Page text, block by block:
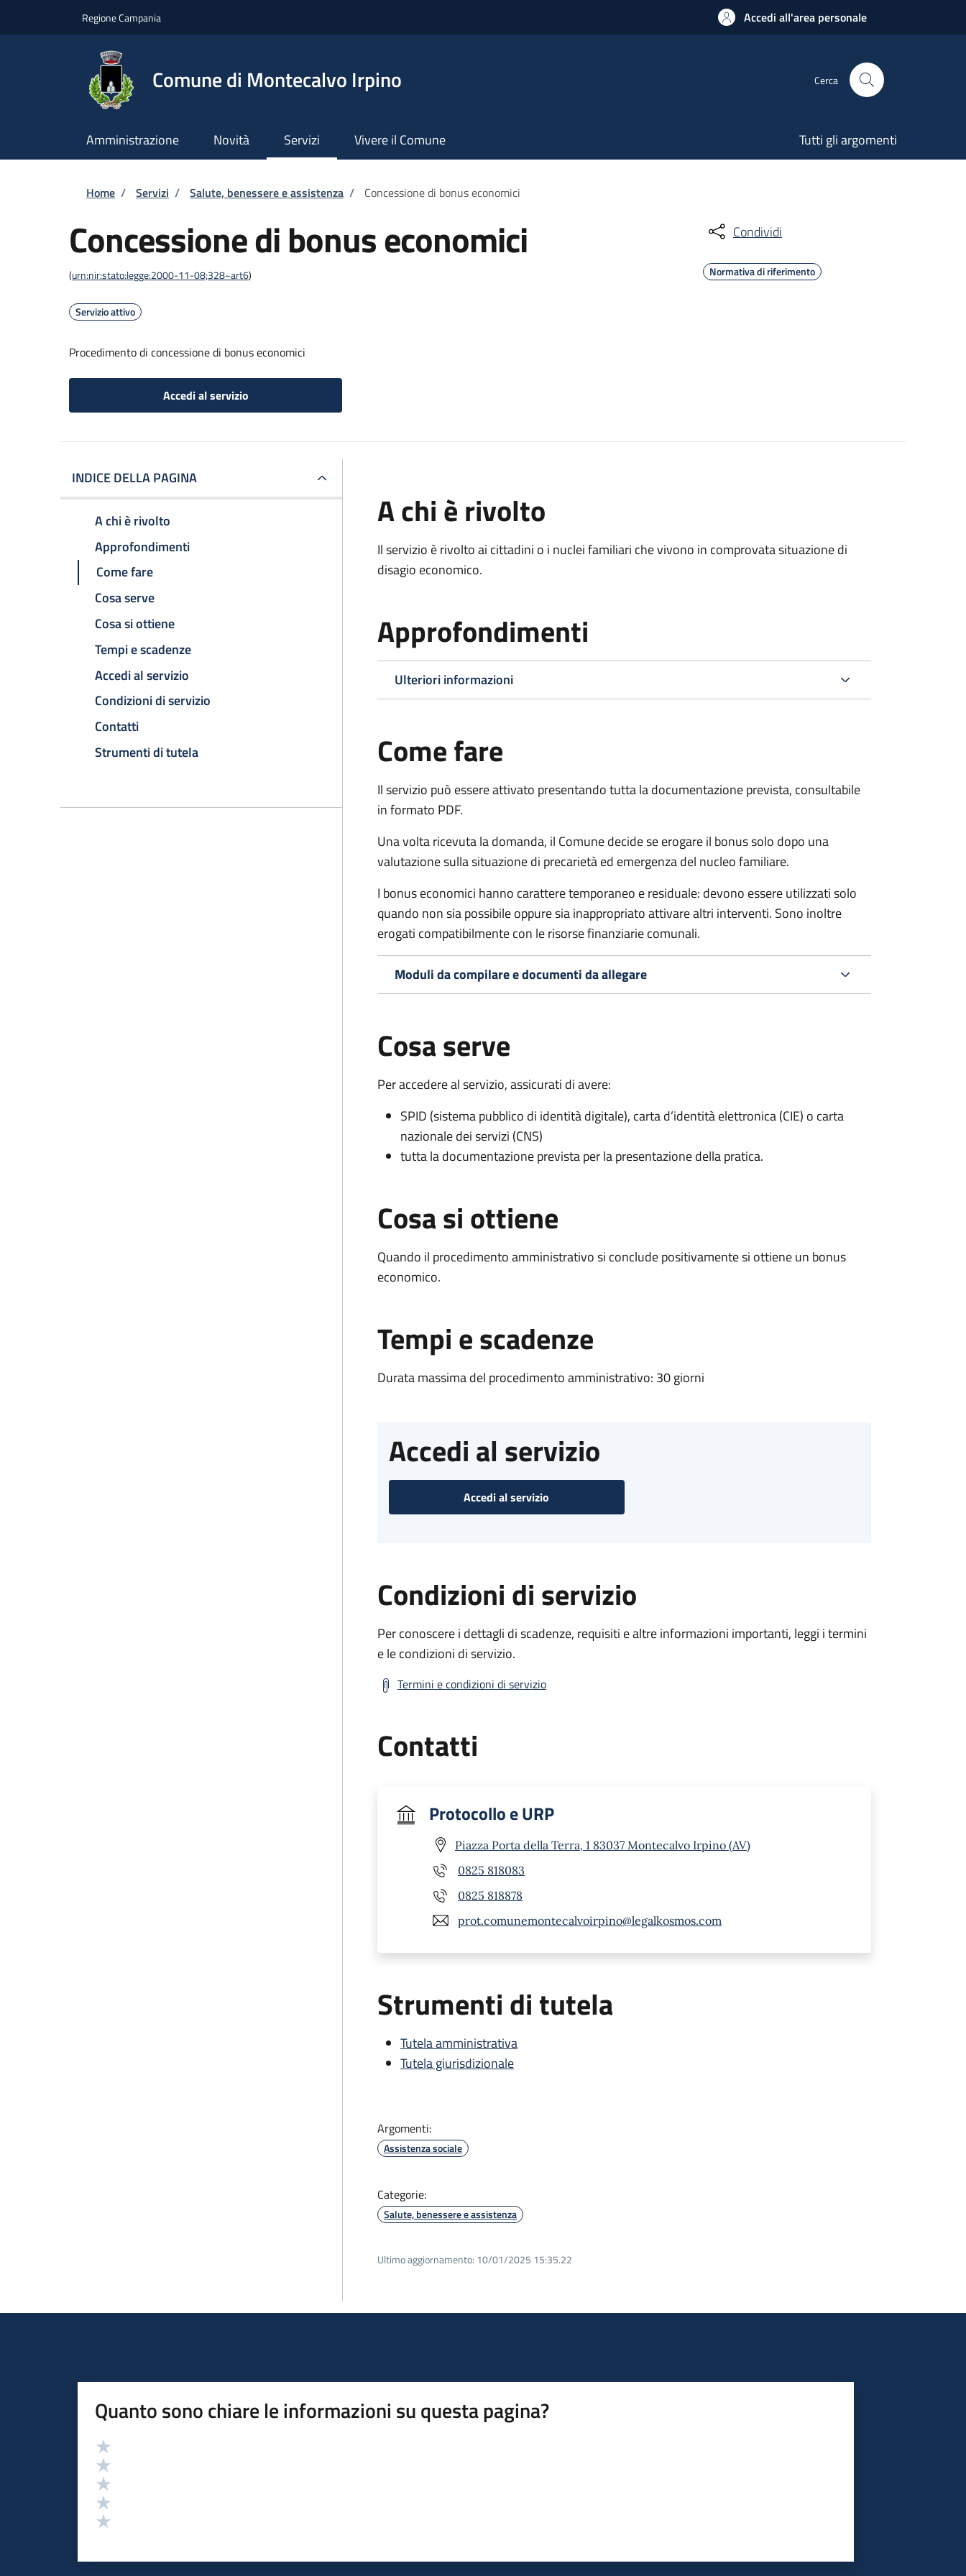
Regione Campania Accedi all'area personale
Comune di Montecalvo Irpino Cerca
Amministrazione Novità Servizi Vivere il Comune Tutti gli argomenti
Briciole di pane
Home / Servizi / Salute, benessere e assistenza / Concessione di bonus economici
Concessione di bonus economici
(urn:nir:stato:legge:2000-11-08;328~art6)
Servizio attivo
Procedimento di concessione di bonus economici
Accedi al servizio
Condividi
Normativa di riferimento
INDICE DELLA PAGINA
A chi è rivolto
Approfondimenti
Come fare
Cosa serve
Cosa si ottiene
Tempi e scadenze
Accedi al servizio
Condizioni di servizio
Contatti
Strumenti di tutela
A chi è rivolto
Il servizio è rivolto ai cittadini o i nuclei familiari che vivono in comprovata situazione di
disagio economico.
Approfondimenti
Ulteriori informazioni
Come fare
Il servizio può essere attivato presentando tutta la documentazione prevista, consultabile
in formato PDF.
Una volta ricevuta la domanda, il Comune decide se erogare il bonus solo dopo una
valutazione sulla situazione di precarietà ed emergenza del nucleo familiare.
I bonus economici hanno carattere temporaneo e residuale: devono essere utilizzati solo
quando non sia possibile oppure sia inappropriato attivare altri interventi. Sono inoltre
erogati compatibilmente con le risorse finanziarie comunali.
Moduli da compilare e documenti da allegare
Cosa serve
Per accedere al servizio, assicurati di avere:
SPID (sistema pubblico di identità digitale), carta d’identità elettronica (CIE) o carta
nazionale dei servizi (CNS)
tutta la documentazione prevista per la presentazione della pratica.
Cosa si ottiene
Quando il procedimento amministrativo si conclude positivamente si ottiene un bonus
economico.
Tempi e scadenze
Durata massima del procedimento amministrativo: 30 giorni
Accedi al servizio
Accedi al servizio
Condizioni di servizio
Per conoscere i dettagli di scadenze, requisiti e altre informazioni importanti, leggi i termini
e le condizioni di servizio.
Termini e condizioni di servizio
Contatti
Protocollo e URP
Piazza Porta della Terra, 1 83037 Montecalvo Irpino (AV)
0825 818083
0825 818878
prot.comunemontecalvoirpino@legalkosmos.com
Strumenti di tutela
Tutela amministrativa
Tutela giurisdizionale
Argomenti:
Assistenza sociale
Categorie:
Salute, benessere e assistenza
Ultimo aggiornamento: 10/01/2025 15:35.22
Quanto sono chiare le informazioni su questa pagina?
Valutazione